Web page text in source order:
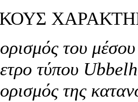
του
τύπου
της